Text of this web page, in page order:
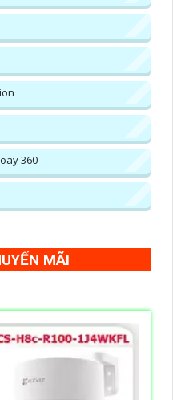
360
MÃI